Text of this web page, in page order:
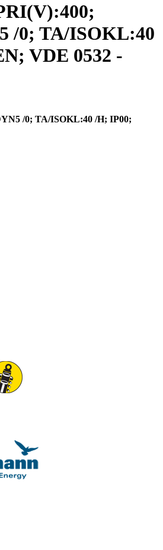
/0; TA/ISOKL:40
VDE 0532 -
/0; TA/ISOKL:40 /H; IP00;